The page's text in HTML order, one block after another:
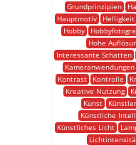
Grundprinzipien
Hauptmotiv
Helligkeit
Hobby
Hohe
Interessante Schatten
Kameranwendungen
Kontrast
Kontrolle
Kreative Nutzung
Kunst
Künstliche
Künstliches Licht